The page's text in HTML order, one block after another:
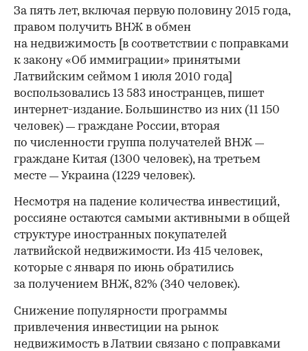
За пять лет, включая первую половину 2015 года,
правом получить ВНЖ в обмен
на недвижимость [в соответствии с поправками
к закону «Об иммиграции» принятыми
Латвийским сеймом 1 июля 2010 года]
воспользовались 13 583 иностранцев, пишет
интернет-издание. Большинство из них (11 150
человек) — граждане России, вторая
по численности группа получателей ВНЖ —
граждане Китая (1300 человек), на третьем
месте — Украина (1229 человек).
Несмотря на падение количества инвестиций,
россияне остаются самыми активными в общей
структуре иностранных покупателей
латвийской недвижимости. Из 415 человек,
которые с января по июнь обратились
за получением ВНЖ, 82% (340 человек).
Снижение популярности программы
привлечения инвестиции на рынок
недвижимость в Латвии связано с поправками